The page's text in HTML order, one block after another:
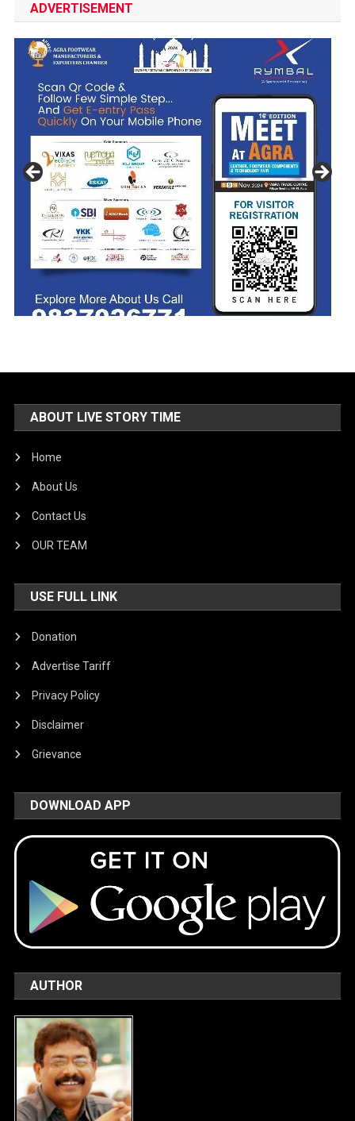
ADVERTISEMENT
ABOUT LIVE STORY TIME
Home
About Us
Contact Us
OUR TEAM
USE FULL LINK
Donation
Advertise Tariff
Privacy Policy
Disclaimer
Grievance
DOWNLOAD APP
AUTHOR